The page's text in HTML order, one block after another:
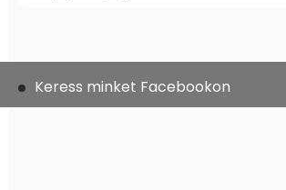
Keress minket Facebookon